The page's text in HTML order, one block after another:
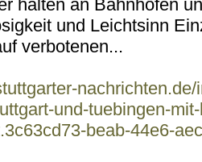
halten an Bahnhöfen
und Leichtsinn
verbotenen...
und-tuebingen-
beab-44e6-